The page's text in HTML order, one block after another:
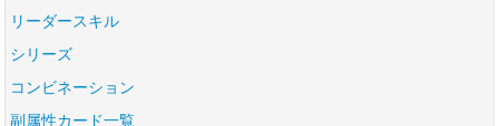
リーダースキル
シリーズ
コンビネーション
副属性カード一覧